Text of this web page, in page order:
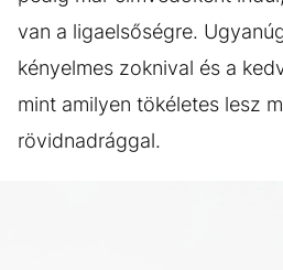
van a ligaelsőségre.
kényelmes zoknival és a
mint amilyen tökéletes lesz
rövidnadrággal.